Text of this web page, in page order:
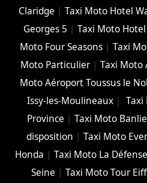
Claridge | Taxi Moto Hotel
Georges 5 |Taxi Moto
Moto Four Seasons |Taxi
Moto Particulier |Taxi Moto
Moto Aéroport Toussus le
Issy-les-Moulineaux | Taxi
Province | Taxi Moto
disposition |Taxi Moto
Honda |Taxi Moto La Défense
Seine |Taxi Moto Tour